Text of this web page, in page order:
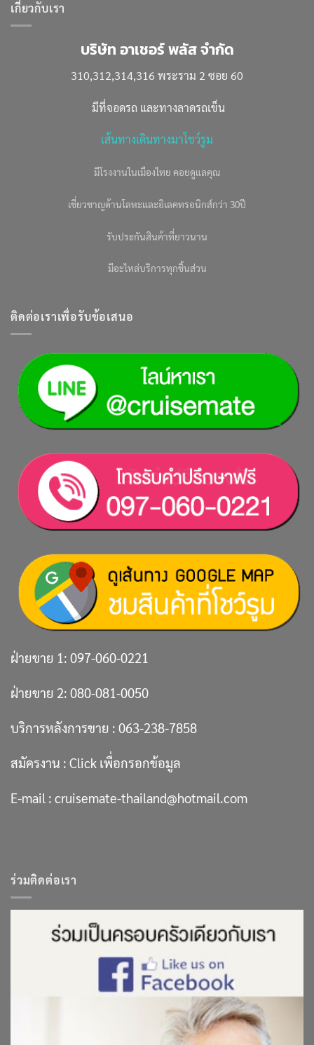
เกี่ยวกับเรา
บริษัท อาเชอร์ พลัส จำกัด
310,312,314,316 พระราม 2 ซอย 60
มีที่จอดรถ และทางลาดรถเข็น
เส้นทางเดินทางมาโชว์รูม
มีโรงงานในเมืองไทย คอยดูแลคุณ
เชี่ยวชาญด้านโลหะและอิเลคทรอนิกส์กว่า 30ปี
รับประกันสินค้าที่ยาวนาน
มีอะไหล่บริการทุกชิ้นส่วน
ติดต่อเราเพื่อรับข้อเสนอ
ฝ่ายขาย 1: 097-060-0221
ฝ่ายขาย 2: 080-081-0050
บริการหลังการขาย : 063-238-7858
สมัครงาน : Click เพื่อกรอกข้อมูล
E-mail : cruisemate-thailand@hotmail.com
ร่วมติดต่อเรา